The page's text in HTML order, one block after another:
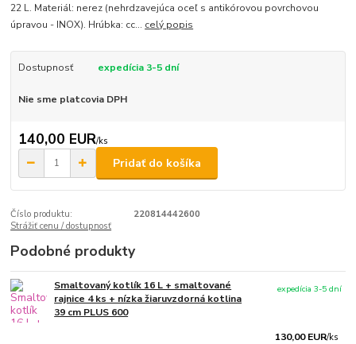
22 L. Materiál: nerez (nehrdzavejúca oceľ s antikórovou povrchovou
úpravou - INOX). Hrúbka: cc... celý popis
Dostupnosť expedícia 3-5 dní
Nie sme platcovia DPH
140,00 EUR/ks
Pridať do košíka
Číslo produktu:
220814442600
Strážiť cenu / dostupnosť
Podobné produkty
Smaltovaný kotlík 16 L + smaltované
rajnice 4 ks + nízka žiaruvzdorná kotlina
39 cm PLUS 600
130,00 EUR/ks
expedícia 3-5 dní